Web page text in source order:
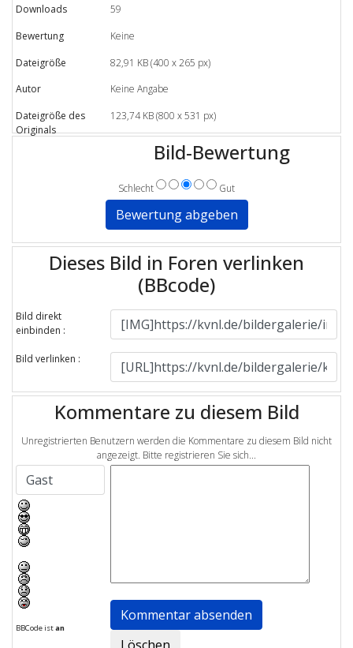
Downloads
59
Bewertung
Keine
Dateigröße
82,91 KB (400 x 265 px)
Autor
Keine Angabe
Dateigröße des
Originals
123,74 KB (800 x 531 px)
Bild-Bewertung
Schlecht Gut
Dieses Bild in Foren verlinken
(BBcode)
Bild direkt
einbinden :
Bild verlinken :
Kommentare zu diesem Bild
Unregistrierten Benutzern werden die Kommentare zu diesem Bild nicht
angezeigt. Bitte registrieren Sie sich...
BBCode istan